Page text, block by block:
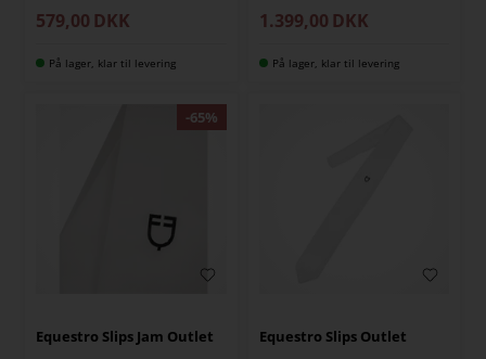
579,00 DKK
På lager, klar til levering
1.399,00 DKK
På lager, klar til levering
Equestro Slips Jam Outlet Equestro Slips Outlet